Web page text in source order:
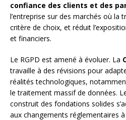
confiance des clients et des
l’entreprise sur des marchés où la
critère de choix, et réduit
et financiers.
Le RGPD est amené à évoluer. La
travaille à des révisions pour
réalités technologiques,
le traitement massif de données.
construit des fondations solides
aux changements réglementaires à